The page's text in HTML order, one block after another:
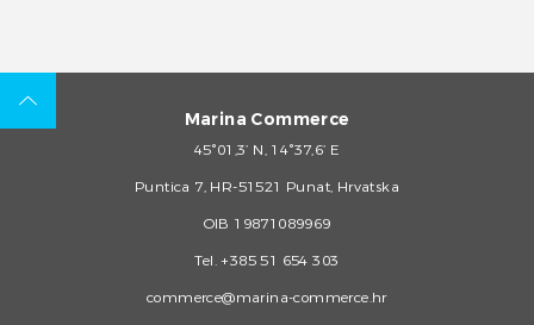
Marina Commerce
45°01,3’ N, 14°37,6’ E
Puntica 7, HR-51521 Punat, Hrvatska
OIB 19871089969
Tel. +385 51 654 303
commerce@marina-commerce.hr